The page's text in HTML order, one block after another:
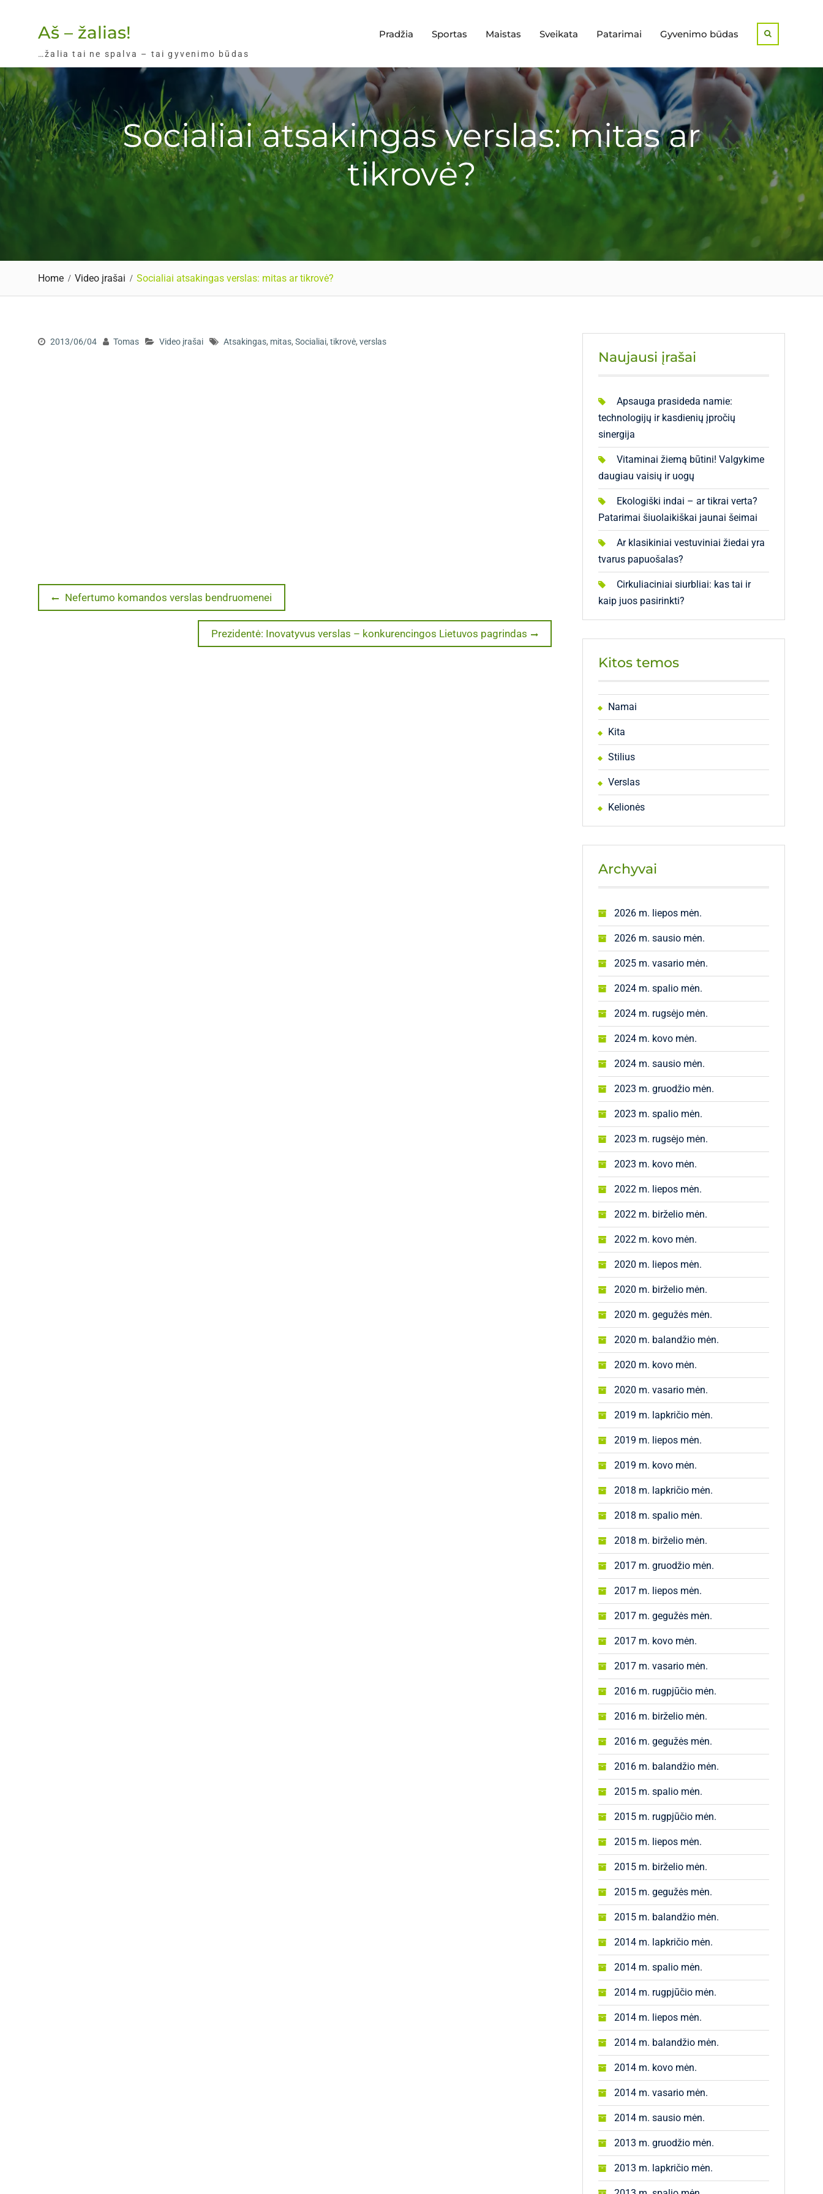
Aš – žalias!
…žalia tai ne spalva – tai gyvenimo būdas
Pradžia Sportas Maistas Sveikata Patarimai Gyvenimo būdas
Socialiai atsakingas verslas: mitas ar
tikrovė?
Home Video įrašai Socialiai atsakingas verslas: mitas ar tikrovė?
2013/06/04 Tomas Video įrašai Atsakingas, mitas, Socialiai, tikrovė, verslas
Navigacija
Previous
post:
Nefertumo komandos verslas bendruomenei
Next
post:
Prezidentė: Inovatyvus verslas – konkurencingos Lietuvos pagrindas
Naujausi įrašai
Apsauga prasideda namie:
technologijų ir kasdienių įpročių
sinergija
Vitaminai žiemą būtini! Valgykime
daugiau vaisių ir uogų
Ekologiški indai – ar tikrai verta?
Patarimai šiuolaikiškai jaunai šeimai
Ar klasikiniai vestuviniai žiedai yra
tvarus papuošalas?
Cirkuliaciniai siurbliai: kas tai ir
kaip juos pasirinkti?
Kitos temos
Namai
Kita
Stilius
Verslas
Kelionės
Archyvai
2026 m. liepos mėn.
2026 m. sausio mėn.
2025 m. vasario mėn.
2024 m. spalio mėn.
2024 m. rugsėjo mėn.
2024 m. kovo mėn.
2024 m. sausio mėn.
2023 m. gruodžio mėn.
2023 m. spalio mėn.
2023 m. rugsėjo mėn.
2023 m. kovo mėn.
2022 m. liepos mėn.
2022 m. birželio mėn.
2022 m. kovo mėn.
2020 m. liepos mėn.
2020 m. birželio mėn.
2020 m. gegužės mėn.
2020 m. balandžio mėn.
2020 m. kovo mėn.
2020 m. vasario mėn.
2019 m. lapkričio mėn.
2019 m. liepos mėn.
2019 m. kovo mėn.
2018 m. lapkričio mėn.
2018 m. spalio mėn.
2018 m. birželio mėn.
2017 m. gruodžio mėn.
2017 m. liepos mėn.
2017 m. gegužės mėn.
2017 m. kovo mėn.
2017 m. vasario mėn.
2016 m. rugpjūčio mėn.
2016 m. birželio mėn.
2016 m. gegužės mėn.
2016 m. balandžio mėn.
2015 m. spalio mėn.
2015 m. rugpjūčio mėn.
2015 m. liepos mėn.
2015 m. birželio mėn.
2015 m. gegužės mėn.
2015 m. balandžio mėn.
2014 m. lapkričio mėn.
2014 m. spalio mėn.
2014 m. rugpjūčio mėn.
2014 m. liepos mėn.
2014 m. balandžio mėn.
2014 m. kovo mėn.
2014 m. vasario mėn.
2014 m. sausio mėn.
2013 m. gruodžio mėn.
2013 m. lapkričio mėn.